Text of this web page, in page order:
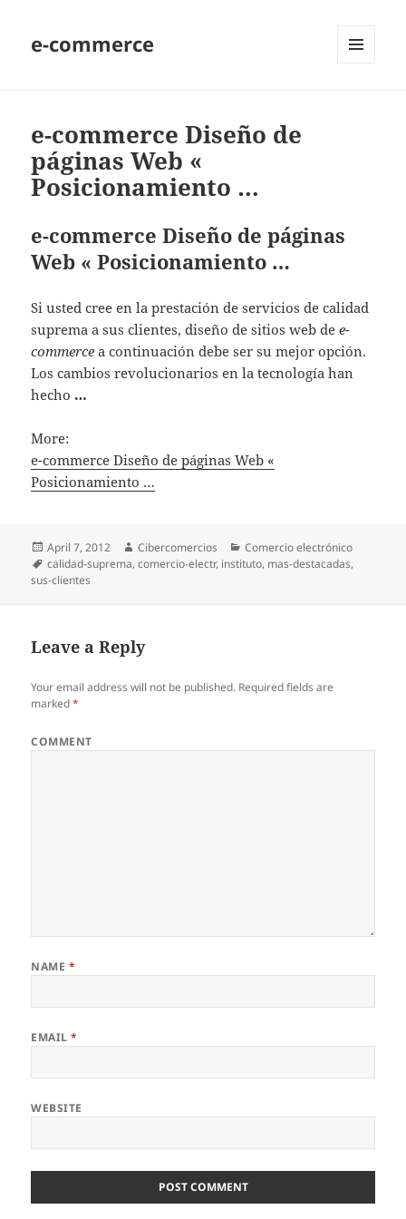
e-commerce
e-commerce Diseño de
páginas Web «
Posicionamiento …
e-commerce Diseño de páginas
Web « Posicionamiento …
Si usted cree en la prestación de servicios de calidad
suprema a sus clientes, diseño de sitios web dee-
commerce a continuación debe ser su mejor opción.
Los cambios revolucionarios en la tecnología han
hecho …
More:
e-commerce Diseño de páginas Web «
Posicionamiento …
Posted
on
April 7, 2012 Author
Cibercomercios Categories
Comercio electrónico
Tags
calidad-suprema,comercio-electr, instituto, mas-destacadas,
sus-clientes
Leave a Reply
Your email address will not be published. Required fields are
marked*
COMMENT
NAME *
EMAIL*
WEBSITE